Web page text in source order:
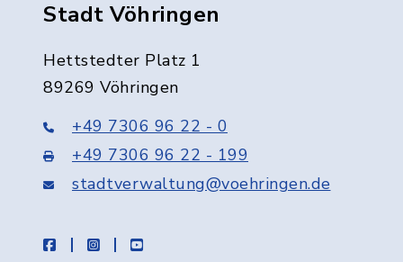
Stadt Vöhringen
Hettstedter Platz 1
89269 Vöhringen
+49 7306 96 22 - 0
+49 7306 96 22 - 199
stadtverwaltung@voehringen.de
facebookinstagramyoutube